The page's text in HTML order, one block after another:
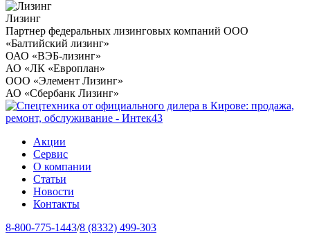
Лизинг
Партнер федеральных лизинговых компаний ООО
«Балтийский лизинг»
ОАО «ВЭБ-лизинг»
АО «ЛК «Европлан»
ООО «Элемент Лизинг»
АО «Сбербанк Лизинг»
Акции
Сервис
О компании
Статьи
Новости
Контакты
8-800-775-1443/8 (8332) 499-303